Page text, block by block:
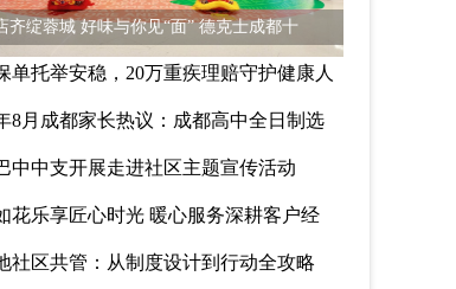
齐绽蓉城 好味与你见“面” 德克士成都十
单托举安稳，20万重疾理赔守护健康人
8月成都家长热议：成都高中全日制选
中中支开展走进社区主题宣传活动
花乐享匠心时光 暖心服务深耕客户经
社区共管：从制度设计到行动全攻略